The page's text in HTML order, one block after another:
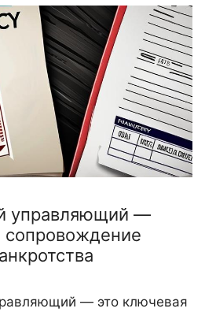
управляющий —
сопровождение
— это ключевая